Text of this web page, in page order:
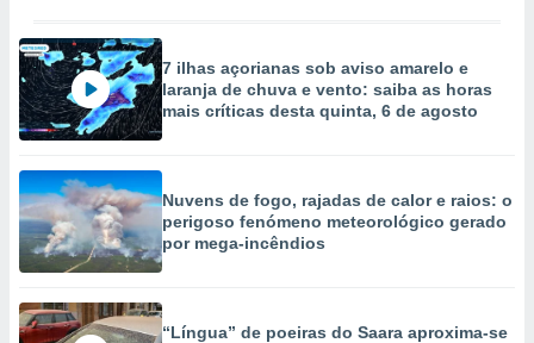
7 ilhas açorianas sob aviso amarelo e
laranja de chuva e vento: saiba as horas
mais críticas desta quinta, 6 de agosto
Nuvens de fogo, rajadas de calor e raios: o
perigoso fenómeno meteorológico gerado
por mega-incêndios
“Língua” de poeiras do Saara aproxima-se